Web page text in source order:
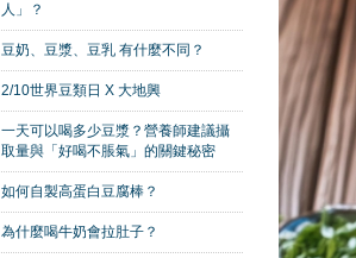
人」？
豆奶、豆漿、豆乳 有什麼不同？
2/10世界豆類日 X 大地興
一天可以喝多少豆漿？營養師建議攝
取量與「好喝不脹氣」的關鍵秘密
如何自製高蛋白豆腐棒？
為什麼喝牛奶會拉肚子？